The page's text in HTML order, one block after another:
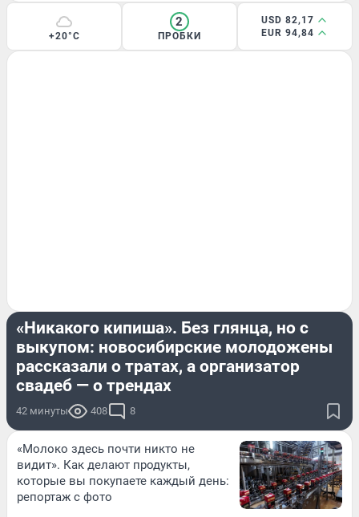
+20°C
2
ПРОБКИ
USD 82,17
EUR 94,84
«Никакого кипиша». Без глянца, но с
выкупом: новосибирские молодожены
рассказали о тратах, а организатор
свадеб — о трендах
42 минуты 408 8
«Молоко здесь почти никто не
видит». Как делают продукты,
которые вы покупаете каждый день:
репортаж с фото